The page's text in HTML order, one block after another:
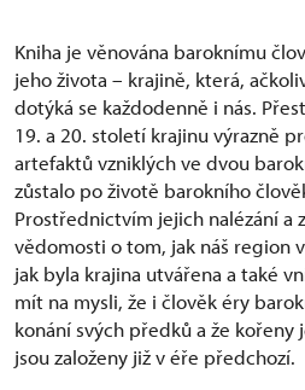
Kniha je věnována baroknímu
jeho života – krajině, která,
dotýká se každodenně i nás.
19. a 20. století krajinu výrazně
artefaktů vzniklých ve dvou
zůstalo po životě barokního
Prostřednictvím jejich nalézání a
vědomosti o tom, jak náš region
jak byla krajina utvářena a také
mít na mysli, že i člověk éry
konání svých předků a že
jsou založeny již v éře předchozí.